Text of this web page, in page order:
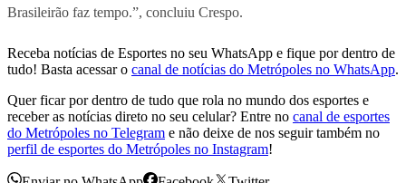
Brasileirão faz tempo.”, concluiu Crespo.
Receba notícias de Esportes no seu WhatsApp e fique por dentro de
tudo! Basta acessar o canal de notícias do Metrópoles no WhatsApp.
Quer ficar por dentro de tudo que rola no mundo dos esportes e
receber as notícias direto no seu celular? Entre no canal de esportes
do Metrópoles no Telegram e não deixe de nos seguir também no
perfil de esportes do Metrópoles no Instagram!